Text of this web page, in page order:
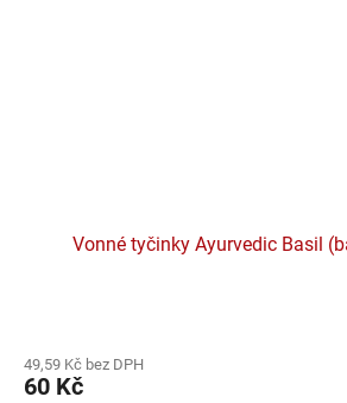
Vonné tyčinky Ayurvedic Basil
49,59 Kč bez DPH
60 Kč